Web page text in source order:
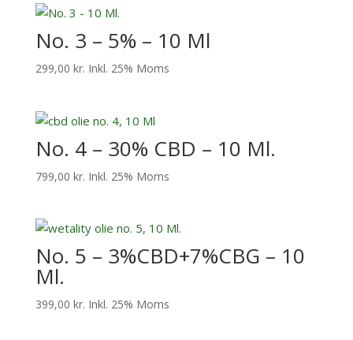
No. 3 – 5% – 10 Ml
299,00 kr. Inkl. 25% Moms
No. 4 – 30% CBD – 10 Ml.
799,00 kr. Inkl. 25% Moms
No. 5 – 3%CBD+7%CBG – 10
Ml.
399,00 kr. Inkl. 25% Moms